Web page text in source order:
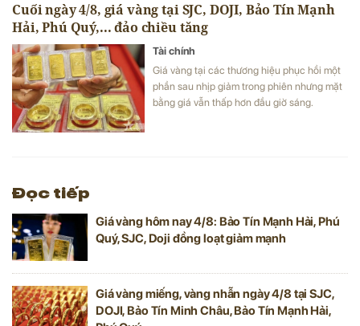
Cuối ngày 4/8, giá vàng tại SJC, DOJI, Bảo Tín Mạnh
Hải, Phú Quý,... đảo chiều tăng
Tài chính
Giá vàng tại các thương hiệu phục hồi một
phần sau nhịp giảm trong phiên nhưng mặt
bằng giá vẫn thấp hơn đầu giờ sáng.
Đọc tiếp
Giá vàng hôm nay 4/8: Bảo Tín Mạnh Hải, Phú
Quý, SJC, Doji đồng loạt giảm mạnh
Giá vàng miếng, vàng nhẫn ngày 4/8 tại SJC,
DOJI, Bảo Tín Minh Châu, Bảo Tín Mạnh Hải,